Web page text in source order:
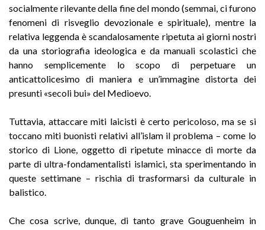
socialmente rilevante della fine del mondo (semmai, ci furono
fenomeni di risveglio devozionale e spirituale), mentre la
relativa leggenda è scandalosamente ripetuta ai giorni nostri
da una storiografia ideologica e da manuali scolastici che
hanno semplicemente lo scopo di perpetuare un
anticattolicesimo di maniera e un’immagine distorta dei
presunti «secoli bui» del Medioevo.
Tuttavia, attaccare miti laicisti è certo pericoloso, ma se si
toccano miti buonisti relativi all’islam il problema – come lo
storico di Lione, oggetto di ripetute minacce di morte da
parte di ultra-fondamentalisti islamici, sta sperimentando in
queste settimane – rischia di trasformarsi da culturale in
balistico.
Che cosa scrive, dunque, di tanto grave Gouguenheim in